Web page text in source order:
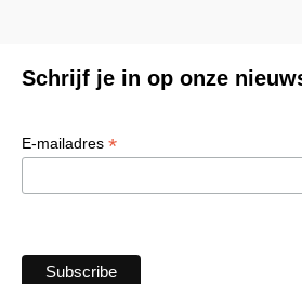
Schrijf je in op onze
E-mailadres *